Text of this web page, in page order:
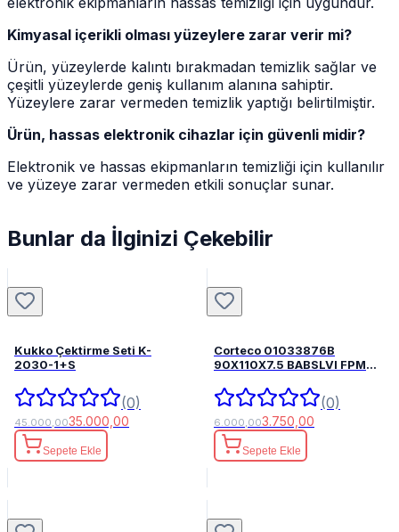
Kimyasal içerikli olması yüzeylere zarar verir mi?
Ürün, yüzeylerde kalıntı bırakmadan temizlik sağlar ve
çeşitli yüzeylerde geniş kullanım alanına sahiptir.
Yüzeylere zarar vermeden temizlik yaptığı belirtilmiştir.
Ürün, hassas elektronik cihazlar için güvenli midir?
Elektronik ve hassas ekipmanların temizliği için kullanılır
ve yüzeye zarar vermeden etkili sonuçlar sunar.
Bunlar da İlginizi Çekebilir
Kukko Çektirme Seti K-
2030-1+S
(0)
45.000,0035.000,00
Sepete Ekle
Corteco 01033876B
90X110X7.5 BABSLVI FPM
(0)
6.000,003.750,00
Sepete Ekle